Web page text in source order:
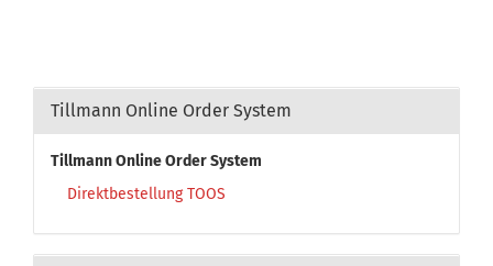
Tillmann Online Order System
Tillmann Online Order System
Direktbestellung TOOS